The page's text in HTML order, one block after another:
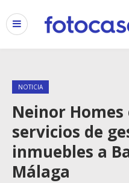
NOTICIA
Neinor Homes
servicios de
inmuebles a
Málaga